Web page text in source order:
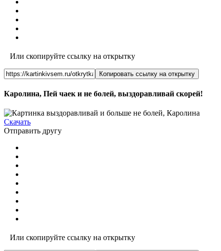
Или скопируйте ссылку на открытку
Копировать ссылку на открытку
Каролина, Пей чаек и не болей, выздоравливай скорей!
Скачать
Отправить другу
Или скопируйте ссылку на открытку